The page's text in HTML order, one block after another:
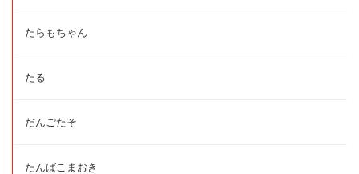
たらもちゃん
たる
だんごたそ
たんばこまおき